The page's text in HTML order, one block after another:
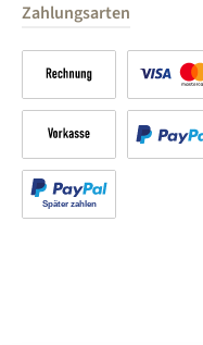
Zahlungsarten
Kreditkarte
Vorkasse
Rechnung